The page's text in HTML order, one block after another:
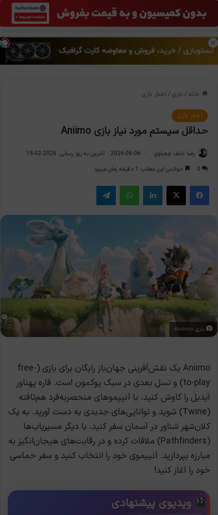
منو
خانه / بازی / اخبار بازی
اخبار بازی
حداقل سیستم مورد نیاز بازی Aniimo
رضا خلف چعباوی 2026-06-06
آخرین به روز رسانی: 2026-02-15
0
خواندن این مطلب 1 دقیقه زمان میبرد
فیس بوک X لینکدین واتس آپ تلگرام
بازی Aniimo
Aniimo یک نقش‌آفرینی جهان‌باز رایگان برای بازی (free-
to-play) و نسل بعدی در سبک پوکمون است. قاره پهناور
آیدیل را کاوش کنید، با آنییموهای منحصربه‌فرد هم‌تافته
(Twine) شوید و توانایی‌های جدیدی به دست آورید. به یک
کلان‌شهر شناور در آسمان سفر کنید، با دیگر مسیریاب‌ها
(Pathfinders) ملاقات کرده و در رقابت‌های هیجان‌انگیز به
مبارزه بپردازید. آنییموی خود را انتخاب کنید و سفر حماسی
خود را آغاز کنید!
ویدیوی پیشنهادی